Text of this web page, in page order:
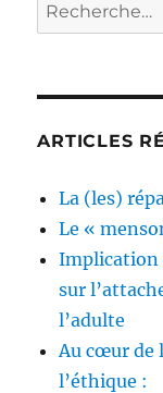
pour :
ARTICLES
La (les)
Le «
Implication
sur
l’adulte
Au cœur de
l’éthique :